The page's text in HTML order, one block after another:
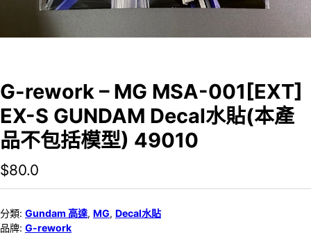
G-rework – MG MSA-001[EXT]
EX-S GUNDAM Decal水貼(本產
品不包括模型) 49010
$80.0
分類: Gundam 高達, MG, Decal水貼
品牌: G-rework